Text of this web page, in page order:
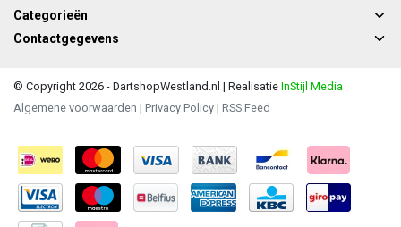
Categorieën
Contactgegevens
© Copyright 2026 - DartshopWestland.nl | Realisatie InStijl Media
Algemene voorwaarden | Privacy Policy | RSS Feed